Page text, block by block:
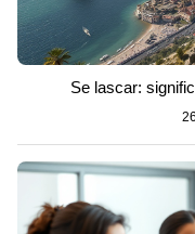
Se lascar: